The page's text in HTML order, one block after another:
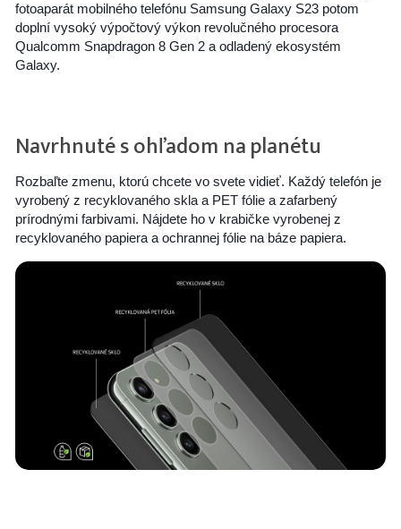
fotoaparát mobilného telefónu Samsung Galaxy S23 potom
doplní vysoký výpočtový výkon revolučného procesora
Qualcomm Snapdragon 8 Gen 2 a odladený ekosystém
Galaxy.
Navrhnuté s ohľadom na planétu
Rozbaľte zmenu, ktorú chcete vo svete vidieť. Každý telefón je
vyrobený z recyklovaného skla a PET fólie a zafarbený
prírodnými farbivami. Nájdete ho v krabičke vyrobenej z
recyklovaného papiera a ochrannej fólie na báze papiera.